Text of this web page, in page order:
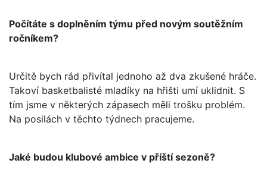
Počítáte s doplněním týmu před novým soutěžním
ročníkem?
Určitě bych rád přivítal jednoho až dva zkušené hráče.
Takoví basketbalisté mladíky na hřišti umí uklidnit. S
tím jsme v některých zápasech měli trošku problém.
Na posilách v těchto týdnech pracujeme.
Jaké budou klubové ambice v příští sezoně?